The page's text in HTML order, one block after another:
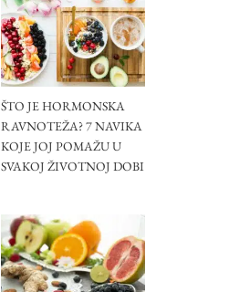
ŠTO JE HORMONSKA
RAVNOTEŽA? 7 NAVIKA
KOJE JOJ POMAŽU U
SVAKOJ ŽIVOTNOJ DOBI